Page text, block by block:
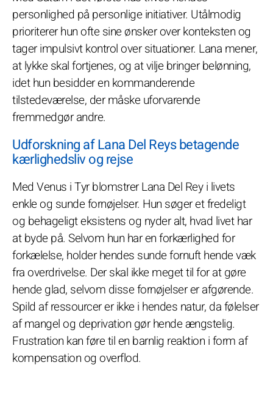
personlighed på personlige initiativer. Utålmodig
prioriterer hun ofte sine ønsker over konteksten og
tager impulsivt kontrol over situationer. Lana mener,
at lykke skal fortjenes, og at vilje bringer belønning,
idet hun besidder en kommanderende
tilstedeværelse, der måske uforvarende
fremmedgør andre.
Udforskning af Lana Del Reys betagende
kærlighedsliv og rejse
Med Venus i Tyr blomstrer Lana Del Rey i livets
enkle og sunde fornøjelser. Hun søger et fredeligt
og behageligt eksistens og nyder alt, hvad livet har
at byde på. Selvom hun har en forkærlighed for
forkælelse, holder hendes sunde fornuft hende væk
fra overdrivelse. Der skal ikke meget til for at gøre
hende glad, selvom disse fornøjelser er afgørende.
Spild af ressourcer er ikke i hendes natur, da følelser
af mangel og deprivation gør hende ængstelig.
Frustration kan føre til en barnlig reaktion i form af
kompensation og overflod.